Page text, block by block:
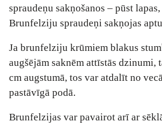
spraudeņu sakņošanos – pūst
Brunfelziju spraudeņi sakņojas
Ja brunfelziju krūmiem blakus
augšējām saknēm attīstās dzinumi,
cm augstumā, tos var atdalīt no
pastāvīgā podā.
Brunfelzijas var pavairot arī ar